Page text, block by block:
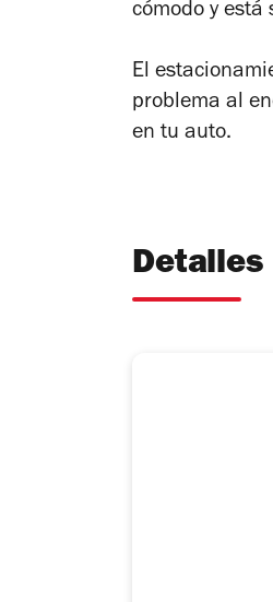
cómodo y está
El
problema al
en tu auto.
Detalles